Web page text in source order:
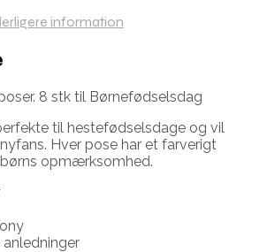
information
8 stk til Børnefødselsdag
til hestefødselsdage og vil
Hver pose har et farverigt
opmærksomhed.